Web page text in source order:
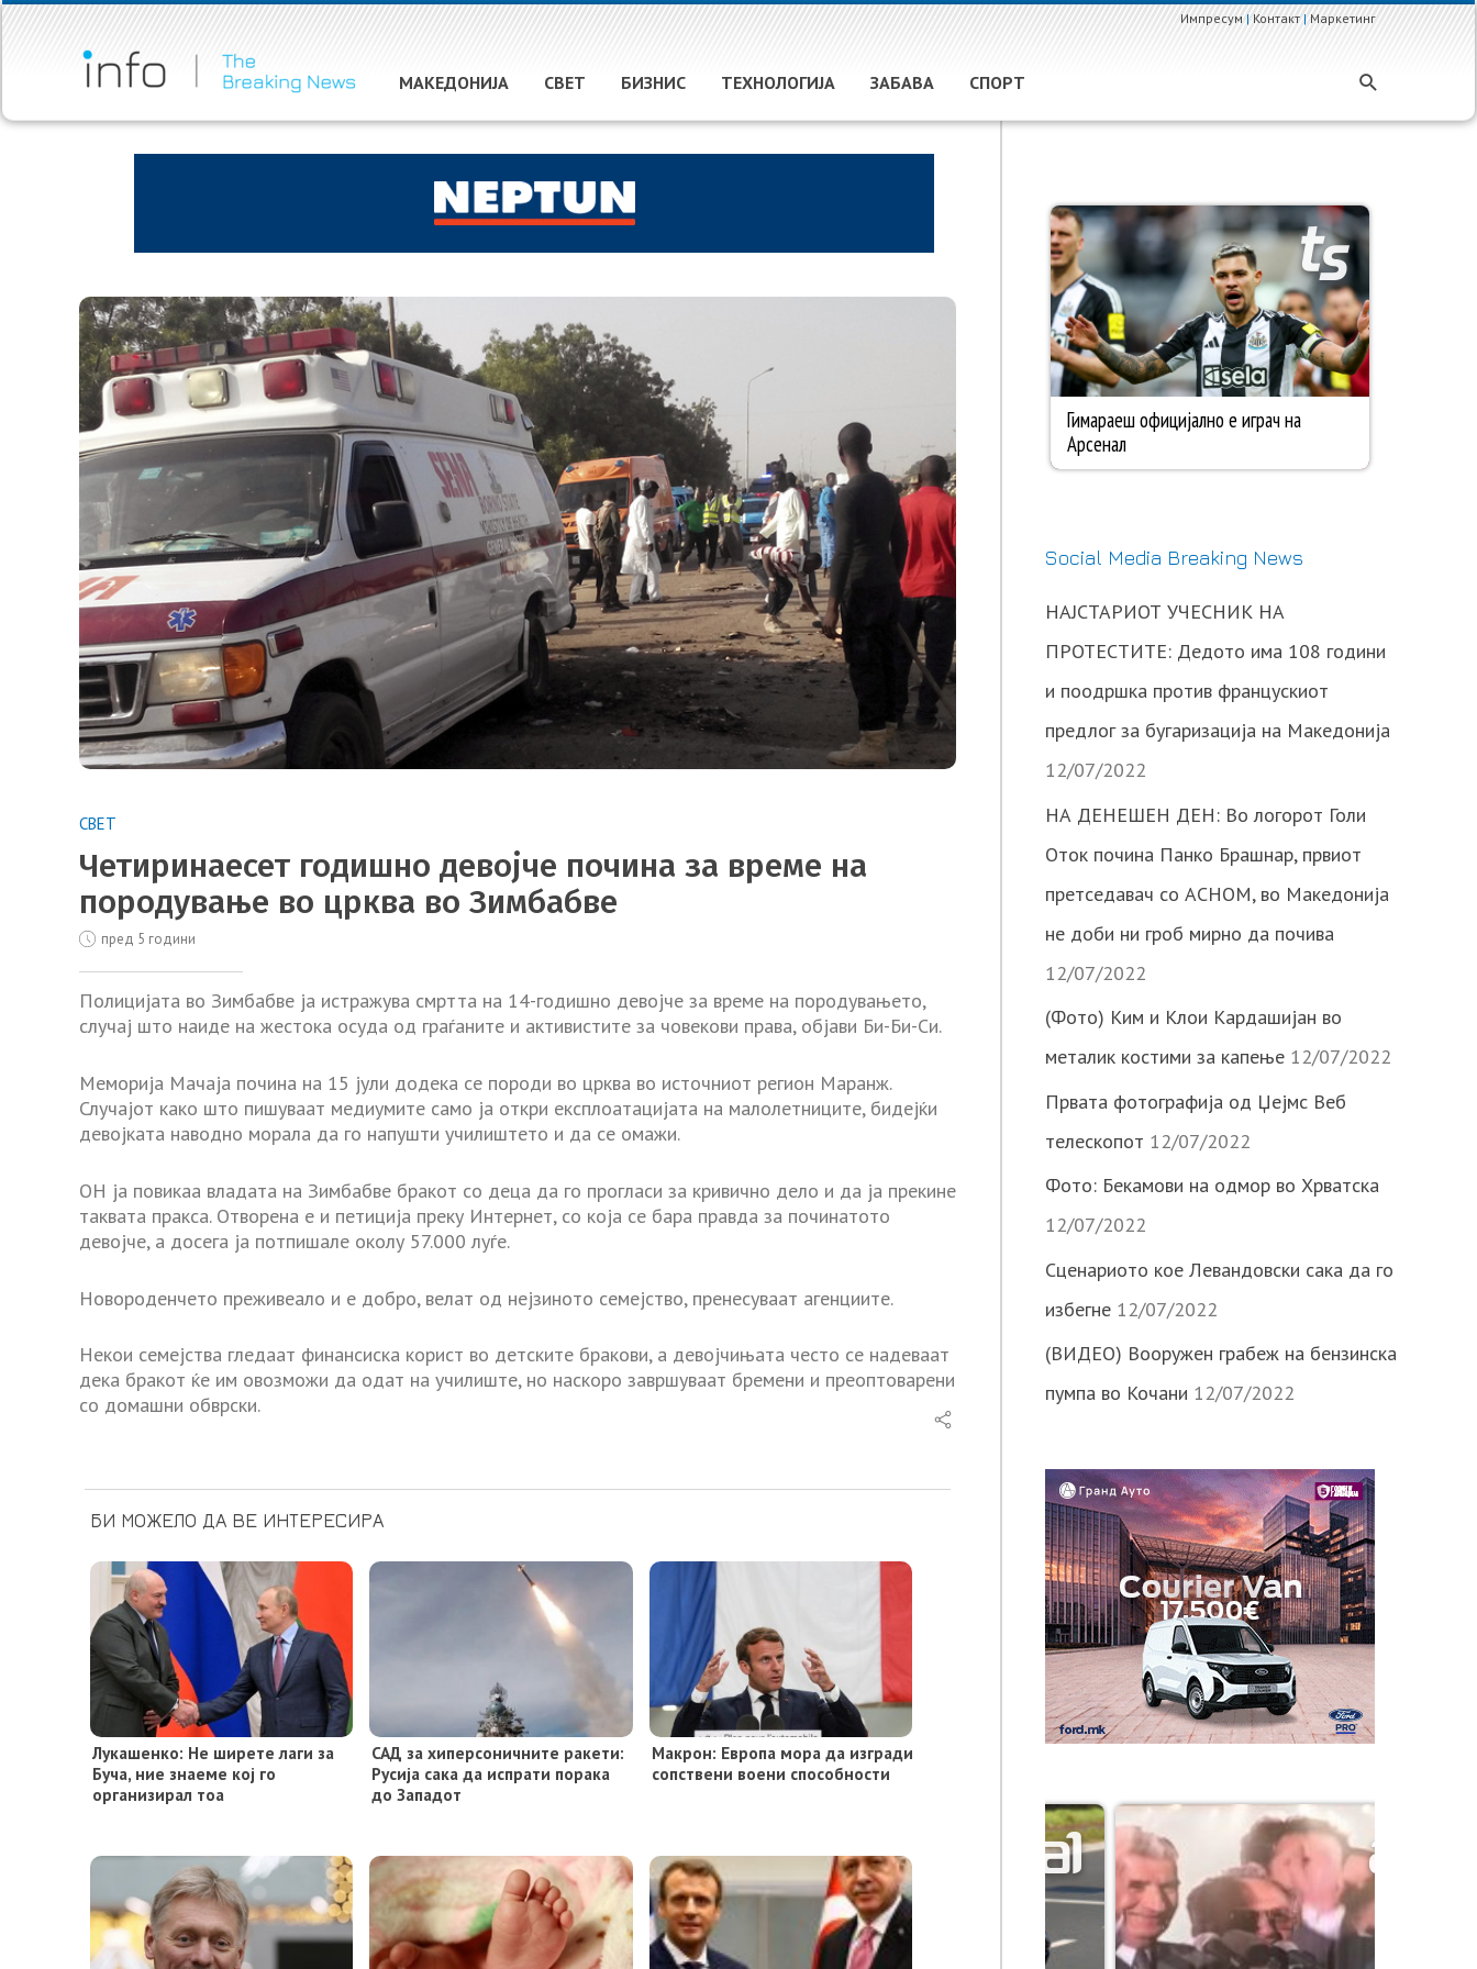
Импресум|Контакт|Маркетинг
МАКЕДОНИЈА СВЕТ БИЗНИС ТЕХНОЛОГИЈА ЗАБАВА СПОРТ
СВЕТ
Четиринаесет годишно девојче почина за време на
породување во црква во Зимбабве
пред 5 години
Полицијата во Зимбабве ја истражува смртта на 14-годишно девојче за време на породувањето,
случај што наиде на жестока осуда од граѓаните и активистите за човекови права, објави Би-Би-Си.
Меморија Мачаја почина на 15 јули додека се породи во црква во источниот регион Маранж.
Случајот како што пишуваат медиумите само ја откри експлоатацијата на малолетниците, бидејќи
девојката наводно морала да го напушти училиштето и да се омажи.
ОН ја повикаа владата на Зимбабве бракот со деца да го прогласи за кривично дело и да ја прекине
таквата пракса. Отворена е и петиција преку Интернет, со која се бара правда за починатото
девојче, а досега ја потпишале околу 57.000 луѓе.
Новороденчето преживеало и е добро, велат од нејзиното семејство, пренесуваат агенциите.
Некои семејства гледаат финансиска корист во детските бракови, а девојчињата често се надеваат
дека бракот ќе им овозможи да одат на училиште, но наскоро завршуваат бремени и преоптоварени
со домашни обврски.
БИ МОЖЕЛО ДА ВЕ ИНТЕРЕСИРА
Лукашенко: Не ширете лаги за
Буча, ние знаеме кој го
организирал тоа
САД за хиперсоничните ракети:
Русија сака да испрати порака
до Западот
Макрон: Европа мора да изгради
сопствени воени способности
Social Media Breaking News
НАЈСТАРИОТ УЧЕСНИК НА
ПРОТЕСТИТЕ: Дедото има 108 години
и поодршка против францускиот
предлог за бугаризација на Македонија
12/07/2022
НА ДЕНЕШЕН ДЕН: Во логорот Голи
Оток почина Панко Брашнар, првиот
претседавач со АСНОМ, во Македонија
не доби ни гроб мирно да почива
12/07/2022
(Фото) Ким и Клои Кардашијан во
металик костими за капење 12/07/2022
Првата фотографија од Џејмс Веб
телескопот 12/07/2022
Фото: Бекамови на одмор во Хрватска
12/07/2022
Сценариото кое Левандовски сака да го
избегне 12/07/2022
(ВИДЕО) Вооружен грабеж на бензинска
пумпа во Кочани 12/07/2022